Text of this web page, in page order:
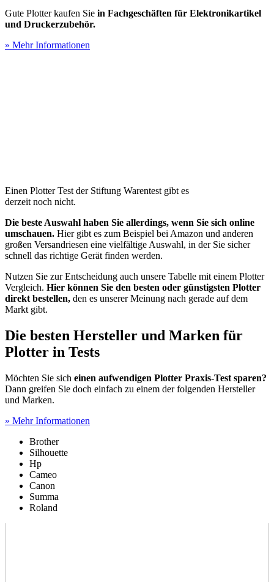
Gute Plotter kaufen Sie in Fachgeschäften für Elektronikartikel
und Druckerzubehör.
» Mehr Informationen
Einen Plotter Test der Stiftung Warentest gibt es
derzeit noch nicht.
Die beste Auswahl haben Sie allerdings, wenn Sie sich online
umschauen. Hier gibt es zum Beispiel bei Amazon und anderen
großen Versandriesen eine vielfältige Auswahl, in der Sie sicher
schnell das richtige Gerät finden werden.
Nutzen Sie zur Entscheidung auch unsere Tabelle mit einem Plotter
Vergleich. Hier können Sie den besten oder günstigsten Plotter
direkt bestellen, den es unserer Meinung nach gerade auf dem
Markt gibt.
Die besten Hersteller und Marken für
Plotter in Tests
Möchten Sie sich einen aufwendigen Plotter Praxis-Test sparen?
Dann greifen Sie doch einfach zu einem der folgenden Hersteller
und Marken.
» Mehr Informationen
Brother
Silhouette
Hp
Cameo
Canon
Summa
Roland